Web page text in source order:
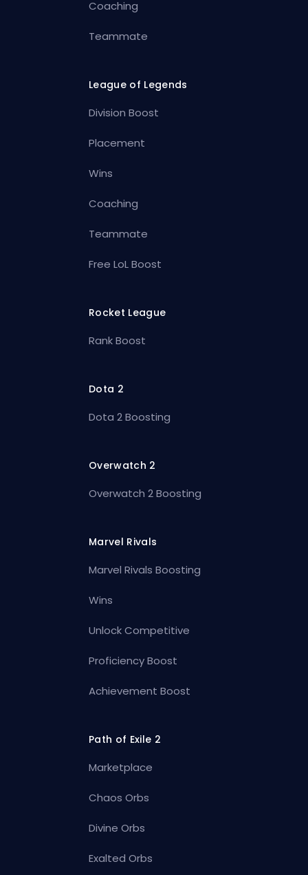
Coaching
Teammate
League of Legends
Division Boost
Placement
Wins
Coaching
Teammate
Free LoL Boost
Rocket League
Rank Boost
Dota 2
Dota 2 Boosting
Overwatch 2
Overwatch 2 Boosting
Marvel Rivals
Marvel Rivals Boosting
Wins
Unlock Competitive
Proficiency Boost
Achievement Boost
Path of Exile 2
Marketplace
Chaos Orbs
Divine Orbs
Exalted Orbs